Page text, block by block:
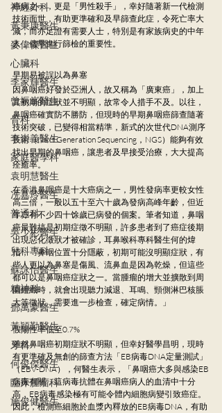
神經外科
黃秉康醫生
麥偉傑醫生
心臟科
李家輝醫生
曾振峯醫生
骨科
李崇義醫生
家庭醫學科
袁明慧醫生
冼嘉玲醫生
普通科
吳少彬醫生
兒科專科
蘇詠怡醫生
精神科
鄧萬豪醫生
黃穎勤醫生
牙科
何俊傑醫生
臨床腫瘤科
施俊健醫生
癌病之一，更是「男性殺手」，幸好隨著新一代檢測
技術面世，有助更準確和及早篩查此症，令死亡率大
減，而亦足證有需要人士，特別是有家族病史的中年
人，儘早進行篩檢的重要性。
早期易被誤以為鼻塞
因鼻咽癌好發於亞洲人，故又稱為「廣東癌」，加上
其初期的症狀並不明顯，故常令人措手不及。以往，
鼻咽癌確實防不勝防，但現時的早期鼻咽癌篩查隨著
技術突破，已變得相當精準，新式的次世代DNA測序
技術（Next Generation Sequencing，NGS）能夠有效
找出早期的鼻咽癌，讓患者及早接受治療，大大提高
痊癒率。
在香港鼻咽癌是十大癌病之一，男性發病率更較女性
高三倍，一般以五十至六十歲為發病高峰年齡，但近
年亦有不少四十馀歲已病發的個案。筆者知道，鼻咽
癌最難搞是初期症徵不明顯，許多患者到了癌症後期
出現惡化徵狀才被確診，耳鼻喉科專科醫生何的煒
指，「鼻咽位置十分隱蔽，初期可能沒明顯症狀，有
些人更以為鼻塞是傷風、流鼻血是因為乾燥，但這些
都可以是鼻咽癌症狀之一。當腫瘤的增大並擴散到周
圍組織時，就會出現聽力減退、耳鳴、頸側淋巴核脹
大等徵狀，需要進一步檢查，確定病情。」
假陽性率低至0.7%
雖然鼻咽癌初期症狀不明顯，但幸好醫學昌明，現時
有更準確及無創的篩查方法「EB病毒DNA定量測試」
（EBV-DNA），何醫生表示，「鼻咽癌大多與感染EB
病毒有關，這病毒抗體在鼻咽癌病人的血清中十分
高，EB病毒感染極有可能令體內細胞病變引致癌症。
因此，檢測癌細胞於血漿內釋放的EB病毒DNA，有助